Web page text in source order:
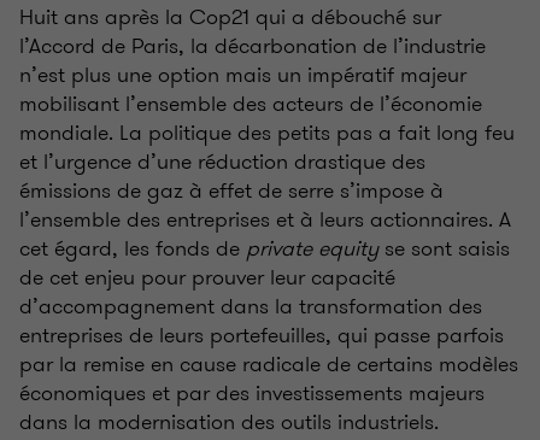
Huit ans après la Cop21 qui a débouché sur
l’Accord de Paris, la décarbonation de l’industrie
n’est plus une option mais un impératif majeur
mobilisant l’ensemble des acteurs de l’économie
mondiale. La politique des petits pas a fait long feu
et l’urgence d’une réduction drastique des
émissions de gaz à effet de serre s’impose à
l’ensemble des entreprises et à leurs actionnaires. A
cet égard, les fonds de private equityse sont saisis
de cet enjeu pour prouver leur capacité
d’accompagnement dans la transformation des
entreprises de leurs portefeuilles, qui passe parfois
par la remise en cause radicale de certains modèles
économiques et par des investissements majeurs
dans la modernisation des outils industriels.